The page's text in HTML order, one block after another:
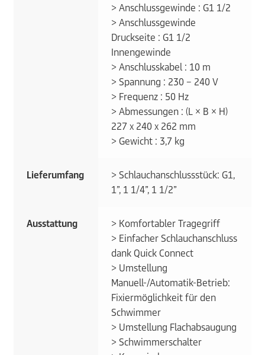
> Anschlussgewinde : G1 1/2
> Anschlussgewinde
Druckseite : G1 1/2
Innengewinde
> Anschlusskabel : 10 m
> Spannung : 230 – 240 V
> Frequenz : 50 Hz
> Abmessungen : (L × B × H)
227 x 240 x 262 mm
> Gewicht : 3,7 kg
Lieferumfang
> Schlauchanschlussstück: G1,
1”, 1 1/4”, 1 1/2”
Ausstattung
> Komfortabler Tragegriff
> Einfacher Schlauchanschluss
dank Quick Connect
> Umstellung
Manuell-/Automatik-Betrieb:
Fixiermöglichkeit für den
Schwimmer
> Umstellung Flachabsaugung
> Schwimmerschalter